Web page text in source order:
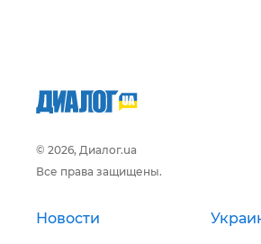
© 2026, Диалог.ua
Все права защищены.
Новости